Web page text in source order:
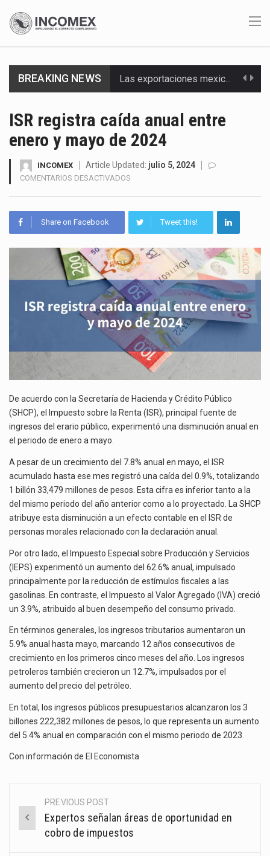
BREAKING NEWS Las exportaciones mexicanas de vehículos ligeros disminuyeron 9.67 % en julio a tasa anual, alcanzando…
Los créditos fiscales determinados a empresas IMMEX rara vez nacen de una interpretación equivocada de…
La industria automotriz mexicana concentra más de la mitad de las quejas bajo el Mecanismo…
La inversión fija bruta en México registró un aumento de 1.1% interanual en mayo de…
El gobierno de Estados Unidos anunciará un arancel del 15 % sobre los productos fabricados…
ISR registra caída anual entre
enero y mayo de 2024
INCOMEX Article Updated: julio 5, 2024
COMENTARIOS DESACTIVADOS
CAÍDA
ANUAL
ENERO
Y
MAYO
DE
2024
Share on Facebook Tweet this!
De acuerdo con la Secretaría de Hacienda y Crédito Público
(SHCP), el Impuesto sobre la Renta (ISR), principal fuente de
ingresos del erario público, experimentó una disminución anual en
el periodo de enero a mayo.
A pesar de un crecimiento del 7.8% anual en mayo, el ISR
acumulado hasta ese mes registró una caída del 0.9%, totalizando
1 billón 33,479 millones de pesos. Esta cifra es inferior tanto a la
del mismo periodo del año anterior como a lo proyectado. La SHCP
atribuye esta disminución a un efecto contable en el ISR de
personas morales relacionado con la declaración anual.
Por otro lado, el Impuesto Especial sobre Producción y Servicios
(IEPS) experimentó un aumento del 62.6% anual, impulsado
principalmente por la reducción de estímulos fiscales a las
gasolinas. En contraste, el Impuesto al Valor Agregado (IVA) creció
un 3.9%, atribuido al buen desempeño del consumo privado.
En términos generales, los ingresos tributarios aumentaron un
5.9% anual hasta mayo, marcando 12 años consecutivos de
crecimiento en los primeros cinco meses del año. Los ingresos
petroleros también crecieron un 12.7%, impulsados por el
aumento del precio del petróleo.
En total, los ingresos públicos presupuestarios alcanzaron los 3
billones 222,382 millones de pesos, lo que representa un aumento
del 5.4% anual en comparación con el mismo periodo de 2023.
Con información de El Economista
Post
navigation
PREVIOUS POST
Expertos señalan áreas de oportunidad en
cobro de impuestos